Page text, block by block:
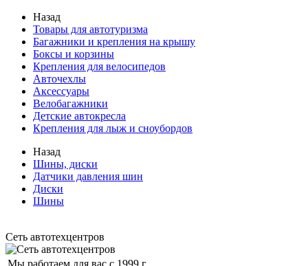
Назад
Товары для автотуризма
Багажники и крепления на крышу
Боксы и корзины
Крепления для велосипедов
Авточехлы
Аксессуары
Велобагажники
Детские автокресла
Крепления для лыж и сноубордов
Назад
Шины, диски
Датчики давления шин
Диски
Шины
Сеть автотехцентров
Мы работаем для вас с 1999 г.